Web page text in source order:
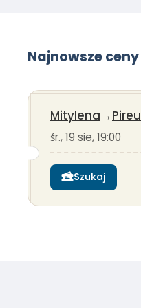
Najnowsze
Mitylena→
śr., 19 sie, 19:00
Szukaj